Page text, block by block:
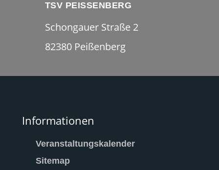
TSV PEISSENBERG
Schongauer Straße 2
82380 Peißenberg
Informationen
Veranstaltungskalender
Sitemap